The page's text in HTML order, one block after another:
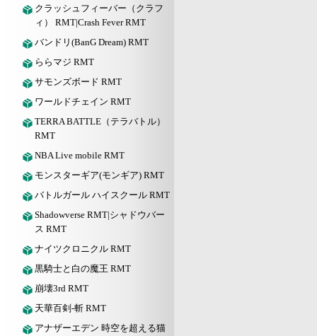
クラッシュフィーバー（クラフ
ィ） RMT|Crash Fever RMT
バンドリ(BanG Dream) RMT
ららマジ RMT
サモンズボード RMT
ワールドチェイン RMT
TERRA BATTLE（テラバトル）
RMT
NBA Live mobile RMT
モンスターギア(モンギア) RMT
バトルガール ハイスクール RMT
Shadowverse RMT|シャドウバー
ス RMT
ナイツクロニクル RMT
黒騎士と白の魔王 RMT
崩壊3rd RMT
天華百剣-斬 RMT
アナザーエデン 時空を超える猫